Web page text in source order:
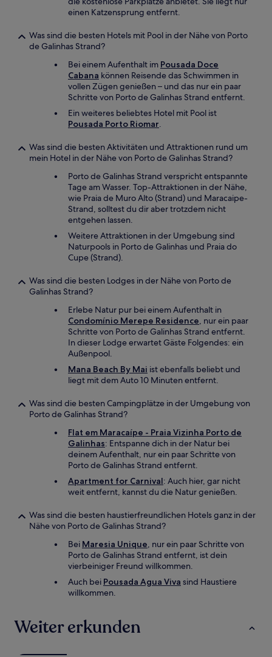
einen Katzensprung entfernt.
Was sind die besten Hotels mit Pool in der Nähe von Porto
de Galinhas Strand?
Bei einem Aufenthalt im Pousada Doce
Cabana können Reisende das Schwimmen in
vollen Zügen genießen – und das nur ein paar
Schritte von Porto de Galinhas Strand entfernt.
Ein weiteres beliebtes Hotel mit Pool ist
Pousada Porto Riomar.
Was sind die besten Aktivitäten und Attraktionen rund um
mein Hotel in der Nähe von Porto de Galinhas Strand?
Porto de Galinhas Strand verspricht entspannte
Tage am Wasser. Top-Attraktionen in der Nähe,
wie Praia de Muro Alto (Strand) und Maracaipe-
Strand, solltest du dir aber trotzdem nicht
entgehen lassen.
Weitere Attraktionen in der Umgebung sind
Naturpools in Porto de Galinhas und Praia do
Cupe (Strand).
Was sind die besten Lodges in der Nähe von Porto de
Galinhas Strand?
Erlebe Natur pur bei einem Aufenthalt in
Condomínio Merepe Residence, nur ein paar
Schritte von Porto de Galinhas Strand entfernt.
In dieser Lodge erwartet Gäste Folgendes: ein
Außenpool.
Mana Beach By Mai ist ebenfalls beliebt und
liegt mit dem Auto 10 Minuten entfernt.
Was sind die besten Campingplätze in der Umgebung von
Porto de Galinhas Strand?
Flat em Maracaípe - Praia Vizinha Porto de
Galinhas: Entspanne dich in der Natur bei
deinem Aufenthalt, nur ein paar Schritte von
Porto de Galinhas Strand entfernt.
Apartment for Carnival: Auch hier, gar nicht
weit entfernt, kannst du die Natur genießen.
Was sind die besten haustierfreundlichen Hotels ganz in der
Nähe von Porto de Galinhas Strand?
Bei Maresia Unique, nur ein paar Schritte von
Porto de Galinhas Strand entfernt, ist dein
vierbeiniger Freund willkommen.
Auch bei Pousada Agua Viva sind Haustiere
willkommen.
Weiter erkunden